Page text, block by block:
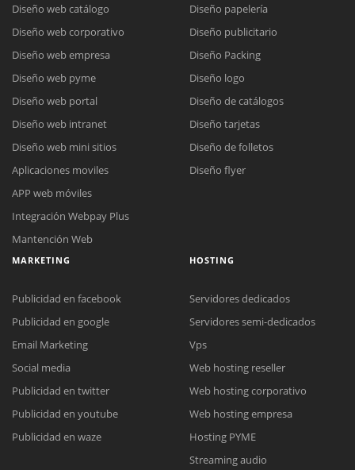
Reunión online
Meet para la reunión online.
Cotización
Chat Online
Todos nuestros ejecutivos están fuera de línea. Complete el formulario
Diseño web catálogo
Diseño web corporativo
Diseño web empresa
Diseño web pyme
Diseño web portal
Diseño web intranet
Diseño web mini sitios
Aplicaciones moviles
APP web móviles
Integración Webpay Plus
Mantención Web
Diseño papelería
Diseño publicitario
Diseño Packing
Diseño logo
Diseño de catálogos
Diseño tarjetas
Diseño de folletos
Diseño flyer
MARKETING
Publicidad en facebook
Publicidad en google
Email Marketing
Social media
Publicidad en twitter
Publicidad en youtube
Publicidad en waze
HOSTING
Servidores dedicados
Servidores semi-dedicados
Vps
Web hosting reseller
Web hosting corporativo
Web hosting empresa
Hosting PYME
Streaming audio